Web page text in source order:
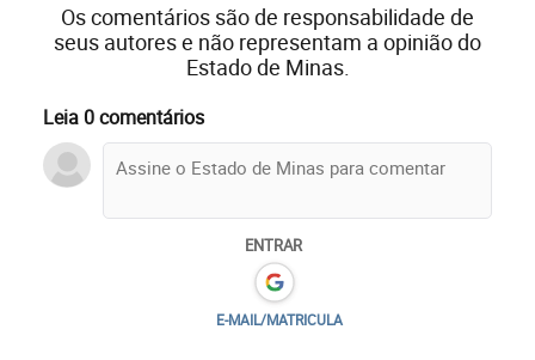
Os comentários são de responsabilidade de
seus autores e não representam a opinião do
Estado de Minas.
Leia 0 comentários
ENTRAR
E-MAIL/MATRICULA